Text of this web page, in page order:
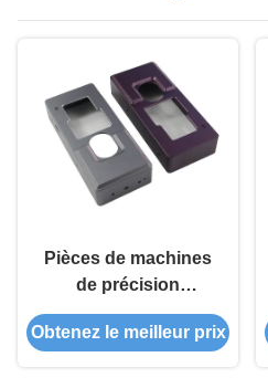
numérique par ordinateur
Pièces de machines
de précision
personnalisées en
aluminium anodisé
Obtenez le meilleur prix